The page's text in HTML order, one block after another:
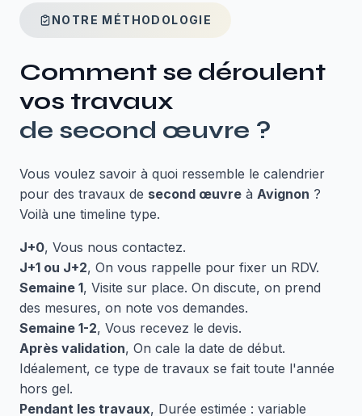
NOTRE MÉTHODOLOGIE
Comment se déroulent
vos travaux
de second œuvre ?
Vous voulez savoir à quoi ressemble le calendrier
pour des travaux de second œuvre à Avignon ?
Voilà une timeline type.
J+0, Vous nous contactez.
J+1 ou J+2, On vous rappelle pour fixer un RDV.
Semaine 1, Visite sur place. On discute, on prend
des mesures, on note vos demandes.
Semaine 1-2, Vous recevez le devis.
Après validation, On cale la date de début.
Idéalement, ce type de travaux se fait toute l'année
hors gel.
Pendant les travaux, Durée estimée : variable